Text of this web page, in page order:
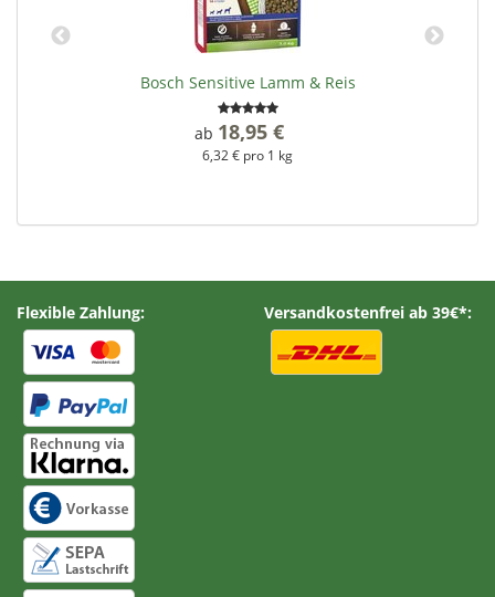
Bosch Sensitive Lamm & Reis
ab 18,95 €
6,32 € pro 1 kg
Flexible Zahlung: Versandkostenfrei ab 39€*: